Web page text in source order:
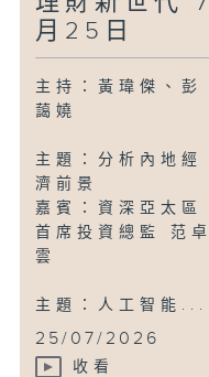
月25日
主持：黃瑋傑、彭
藹嬈
主題：分析內地經
濟前景
嘉賓：資深亞太區
首席投資總監 范卓
雲
主題：人工智能...
25/07/2026
收看